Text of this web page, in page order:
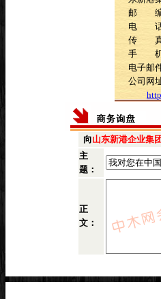
邮 编
电 话
传 真
手 机
电子邮
公司网
向山东新港企业集
主
题：
正
文：